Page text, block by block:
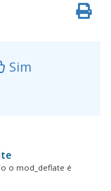
Sim
o mod_deflate é